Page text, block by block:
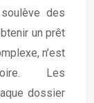
des
un prêt
n’est
Les
dossier